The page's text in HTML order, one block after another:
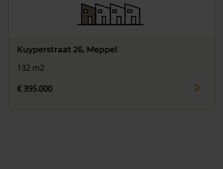
Kuyperstraat 26, Meppel
132 m2
€ 395.000